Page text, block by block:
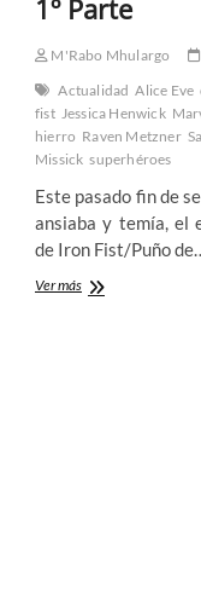
1º Parte
M'Rabo Mhulargo
Actualidad Alice Eve
fist Jessica Henwick
hierro Raven Metzner
Missick superhéroes
Este pasado fin de
ansiaba y temía, el
de Iron Fist/Puño
Ver másMejora